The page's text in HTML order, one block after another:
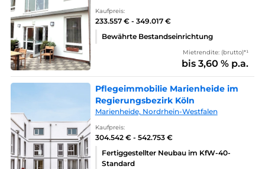
Kaufpreis:
233.557 € - 349.017 €
Bewährte Bestandseinrichtung
Mietrendite: (brutto)*¹
bis 3,60 % p.a.
Pflegeimmobilie Marienheide im
Regierungsbezirk Köln
Marienheide, Nordrhein-Westfalen
Kaufpreis:
304.542 € - 542.753 €
Fertiggestellter Neubau im KfW-40-
Standard